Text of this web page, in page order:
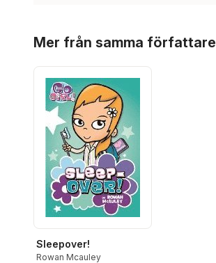
Mer från samma författare
Sleepover!
Rowan Mcauley